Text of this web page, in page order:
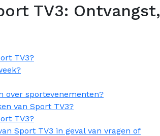
TV3: Ontvangst,
TV3?
over sportevenementen?
van Sport TV3?
TV3?
Sport TV3 in geval van vragen of